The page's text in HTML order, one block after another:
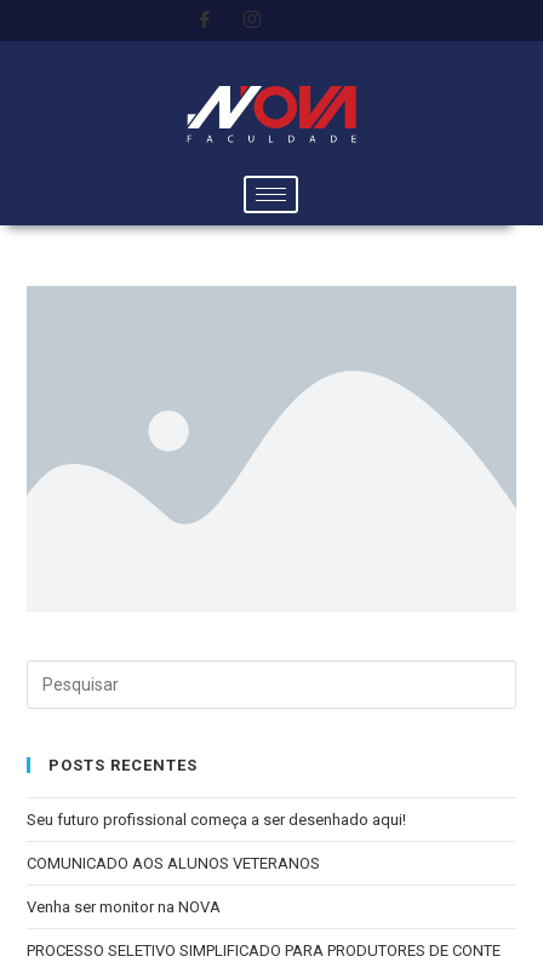
POSTS RECENTES
Seu futuro profissional começa a ser desenhado aqui!
COMUNICADO AOS ALUNOS VETERANOS
Venha ser monitor na NOVA
PROCESSO SELETIVO SIMPLIFICADO PARA PRODUTORES DE CONTE